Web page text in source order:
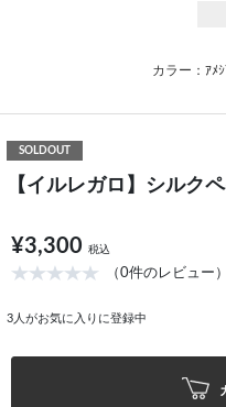
カラー：ｱﾒｼ
SOLDOUT
【イルレガロ】シルク
¥3,300 税込
（0件のレビュー）
3 人がお気に入りに登録中